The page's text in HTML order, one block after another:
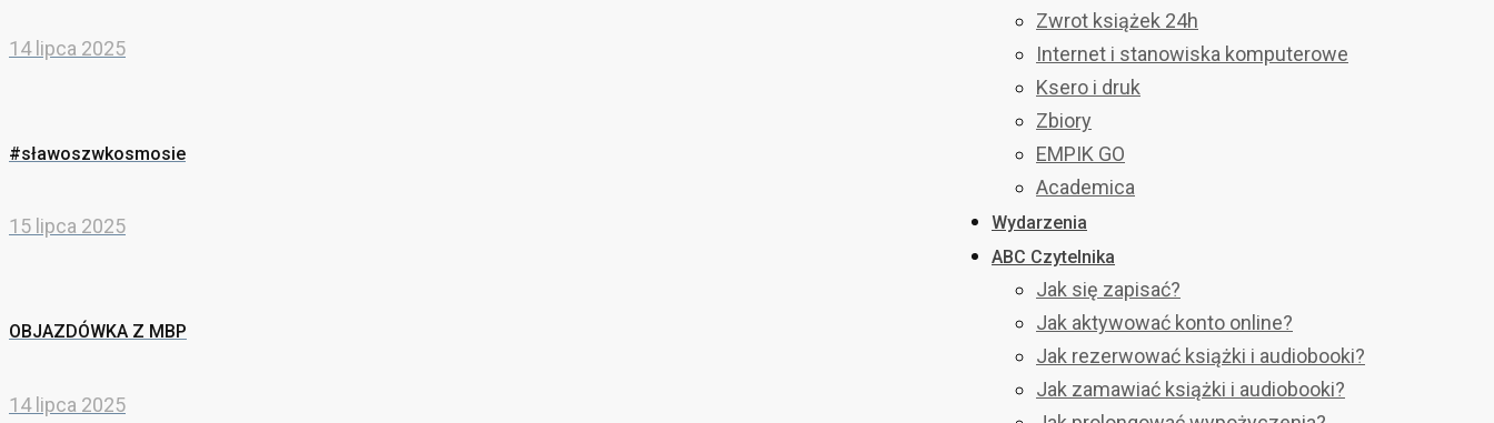
Zwrot książek 24h
Internet i stanowiska komputerowe
Ksero i druk
Zbiory
EMPIK GO
Academica
Wydarzenia
ABC Czytelnika
Jak się zapisać?
Jak aktywować konto online?
Jak rezerwować książki i audiobooki?
Jak zamawiać książki i audiobooki?
14 lipca 2025
#sławoszwkosmosie
15 lipca 2025
OBJAZDÓWKA Z MBP
14 lipca 2025